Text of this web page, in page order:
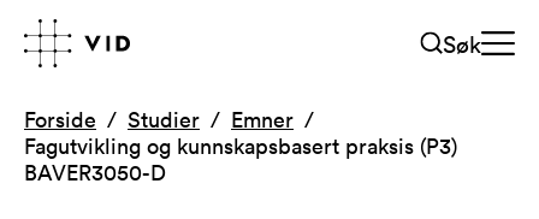
Søk
Forside Studier
Emner
Fagutvikling og kunnskapsbasert praksis (P3)
BAVER3050-D